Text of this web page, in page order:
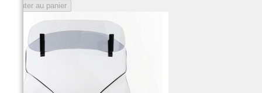
Ajouter au panier